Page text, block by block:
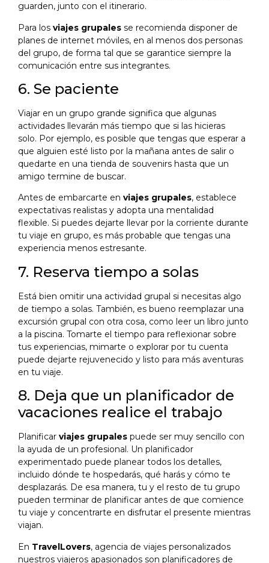
guarden, junto con el itinerario.
Para los viajes grupales se recomienda disponer de
planes de internet móviles, en al menos dos personas
del grupo, de forma tal que se garantice siempre la
comunicación entre sus integrantes.
6. Se paciente
Viajar en un grupo grande significa que algunas
actividades llevarán más tiempo que si las hicieras
solo. Por ejemplo, es posible que tengas que esperar a
que alguien esté listo por la mañana antes de salir o
quedarte en una tienda de souvenirs hasta que un
amigo termine de buscar.
Antes de embarcarte en viajes grupales, establece
expectativas realistas y adopta una mentalidad
flexible. Si puedes dejarte llevar por la corriente durante
tu viaje en grupo, es más probable que tengas una
experiencia menos estresante.
7. Reserva tiempo a solas
Está bien omitir una actividad grupal si necesitas algo
de tiempo a solas. También, es bueno reemplazar una
excursión grupal con otra cosa, como leer un libro junto
a la piscina. Tomarte el tiempo para reflexionar sobre
tus experiencias, mimarte o explorar por tu cuenta
puede dejarte rejuvenecido y listo para más aventuras
en tu viaje.
8. Deja que un planificador de
vacaciones realice el trabajo
Planificar viajes grupales puede ser muy sencillo con
la ayuda de un profesional. Un planificador
experimentado puede planear todos los detalles,
incluido dónde te hospedarás, qué harás y cómo te
desplazarás. De esa manera, tu y el resto de tu grupo
pueden terminar de planificar antes de que comience
tu viaje y concentrarte en disfrutar el presente mientras
viajan.
En TravelLovers, agencia de viajes personalizados
nuestros viajeros apasionados son planificadores de